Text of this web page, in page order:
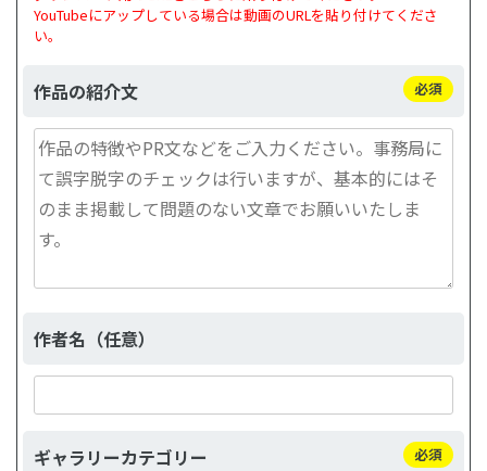
YouTubeにアップしている場合は動画のURLを貼り付けてくださ
い。
作品の紹介文 必須
作者名（任意）
ギャラリーカテゴリー 必須